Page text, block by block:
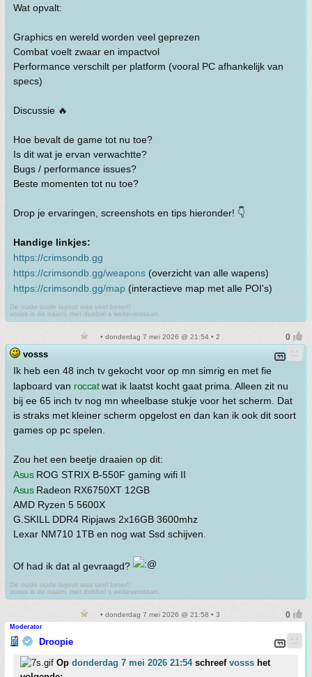
Wat opvalt:
Graphics en wereld worden veel geprezen
Combat voelt zwaar en impactvol
Performance verschilt per platform (vooral PC afhankelijk van
specs)
Discussie 🔥
Hoe bevalt de game tot nu toe?
Is dit wat je ervan verwachtte?
Bugs / performance issues?
Beste momenten tot nu toe?
Drop je ervaringen, screenshots en tips hieronder! 👇
Handige linkjes:
https://crimsondb.gg
https://crimsondb.gg/weapons (overzicht van alle wapens)
https://crimsondb.gg/map (interactieve map met alle POI's)
De oude oude layout was veel beter!!
vosss is de naam, met dubbel s welteverstaan.
• donderdag 7 mei 2026 @ 21:54 • 2
vosss
Ik heb een 48 inch tv gekocht voor op mn simrig en met fie
lapboard van roccatwat ik laatst kocht gaat prima. Alleen zit nu
bij ee 65 inch tv nog mn wheelbase stukje voor het scherm. Dat
is straks met kleiner scherm opgelost en dan kan ik ook dit soort
games op pc spelen.
Zou het een beetje draaien op dit:
AsusROG STRIX B-550F gaming wifi II
AsusRadeon RX6750XT 12GB
AMD Ryzen 5 5600X
G.SKILL DDR4 Ripjaws 2x16GB 3600mhz
Lexar NM710 1TB en nog wat Ssd schijven.
Of had ik dat al gevraagd?
De oude oude layout was veel beter!!
vosss is de naam, met dubbel s welteverstaan.
• donderdag 7 mei 2026 @ 21:58 • 3
Moderator
Droopie
Op donderdag 7 mei 2026 21:54schreef vosss het